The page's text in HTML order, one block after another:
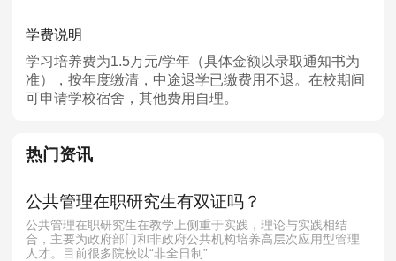
学费说明
学习培养费为1.5万元/学年（具体金额以录取通知书为
准），按年度缴清，中途退学已缴费用不退。在校期间
可申请学校宿舍，其他费用自理。
热门资讯
公共管理在职研究生有双证吗？
公共管理在职研究生在教学上侧重于实践，理论与实践相结
合，主要为政府部门和非政府公共机构培养高层次应用型管理
人才。目前很多院校以“非全日制”...